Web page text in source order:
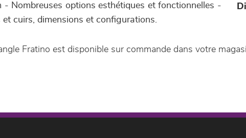
- Nombreuses options esthétiques et fonctionnelles -
et cuirs, dimensions et configurations.
Fratino est disponible sur commande dans votre